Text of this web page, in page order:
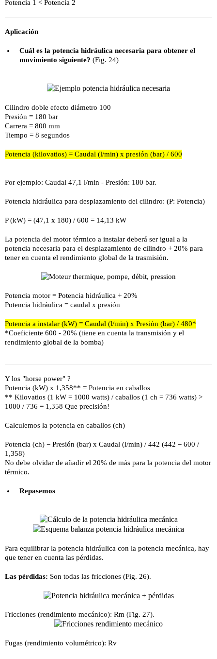
Potencia 1 < Potencia 2
Aplicación
Cuál es la potencia hidráulica necesaria para obtener el
movimiento siguiente? (Fig. 24)
Cilindro doble efecto diámetro 100
Presión = 180 bar
Carrera = 800 mm
Tiempo = 8 segundos
Potencia (kilovatios) = Caudal (l/min) x presión (bar) / 600
Por ejemplo: Caudal 47,1 l/min - Presión: 180 bar.
Potencia hidráulica para desplazamiento del cilindro: (P: Potencia)
P (kW) = (47,1 x 180) / 600 = 14,13 kW
La potencia del motor térmico a instalar deberá ser igual a la
potencia necesaria para el desplazamiento de cilindro + 20% para
tener en cuenta el rendimiento global de la trasmisión.
Potencia motor = Potencia hidráulica + 20%
Potencia hidráulica = caudal x presión
Potencia a instalar (kW) = Caudal (l/min) x Presión (bar) / 480*
*Coeficiente 600 - 20% (tiene en cuenta la transmisión y el
rendimiento global de la bomba)
Y los "horse power" ?
Potencia (kW) x 1,358** = Potencia en caballos
** Kilovatios (1 kW = 1000 watts) / caballos (1 ch = 736 watts) >
1000 / 736 = 1,358 Que precisión!
Calculemos la potencia en caballos (ch)
Potencia (ch) = Presión (bar) x Caudal (l/min) / 442 (442 = 600 /
1,358)
No debe olvidar de añadir el 20% de más para la potencia del motor
térmico.
Repasemos
Para equilibrar la potencia hidráulica con la potencia mecánica, hay
que tener en cuenta las pérdidas.
Las pérdidas: Son todas las fricciones (Fig. 26).
Fricciones (rendimiento mecánico): Rm (Fig. 27).
Fugas (rendimiento volumétrico): Rv